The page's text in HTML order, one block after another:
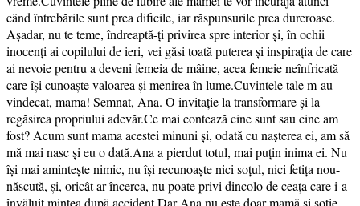
când întrebările sunt prea dificile, iar răspunsurile prea dureroase.
Așadar, nu te teme, îndreaptă-ți privirea spre interior și, în ochii
inocenți ai copilului de ieri, vei găsi toată puterea și inspirația de care
ai nevoie pentru a deveni femeia de mâine, acea femeie neînfricată
care își cunoaște valoarea și menirea în lume.Cuvintele tale m-au
vindecat, mama! Semnat, Ana. O invitație la transformare și la
regăsirea propriului adevăr.Ce mai contează cine sunt sau cine am
fost? Acum sunt mama acestei minuni şi, odată cu naşterea ei, am să
mă mai nasc şi eu o dată.Ana a pierdut totul, mai puțin inima ei. Nu
își mai amintește nimic, nu își recunoaște nici soțul, nici fetița nou-
născută, și, oricât ar încerca, nu poate privi dincolo de ceața care i-a
învăluit mintea după accident.Dar Ana nu este doar mamă și soție,